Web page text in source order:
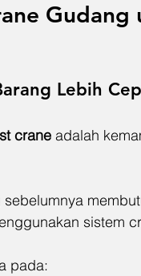
Gudang
Lebih
crane adalah
sistem
pada: